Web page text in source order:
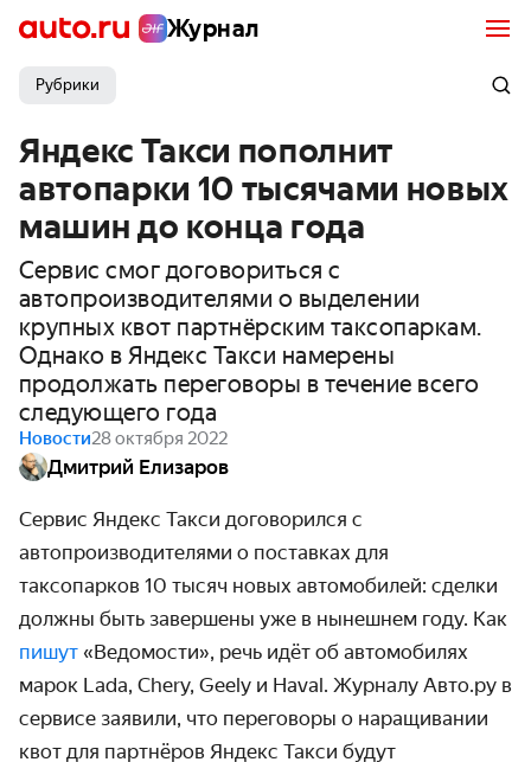
Журнал
Рубрики
Яндекс Такси пополнит
автопарки 10 тысячами новых
машин до конца года
Сервис смог договориться с
автопроизводителями о выделении
крупных квот партнёрским таксопаркам.
Однако в Яндекс Такси намерены
продолжать переговоры в течение всего
следующего года
Новости28 октября 2022
Дмитрий Елизаров
Сервис Яндекс Такси договорился с
автопроизводителями о поставках для
таксопарков 10 тысяч новых автомобилей: сделки
должны быть завершены уже в нынешнем году. Как
пишут «Ведомости», речь идёт об автомобилях
марок Lada, Chery, Geely и Haval. Журналу Авто.ру в
сервисе заявили, что переговоры о наращивании
квот для партнёров Яндекс Такси будут